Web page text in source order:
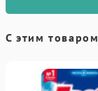
С этим